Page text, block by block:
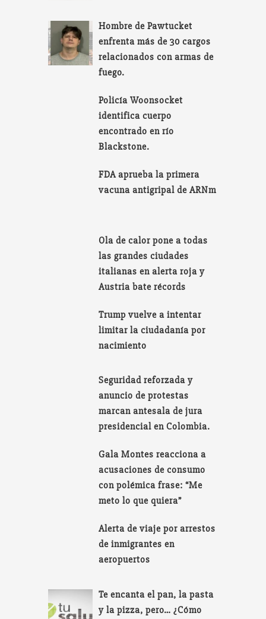
Hombre de Pawtucket
enfrenta más de 30 cargos
relacionados con armas de
fuego.
Policía Woonsocket
identifica cuerpo
encontrado en río
Blackstone.
FDA aprueba la primera
vacuna antigripal de ARNm
Ola de calor pone a todas
las grandes ciudades
italianas en alerta roja y
Austria bate récords
Trump vuelve a intentar
limitar la ciudadanía por
nacimiento
Seguridad reforzada y
anuncio de protestas
marcan antesala de jura
presidencial en Colombia.
Gala Montes reacciona a
acusaciones de consumo
con polémica frase: “Me
meto lo que quiera”
Alerta de viaje por arrestos
de inmigrantes en
aeropuertos
Te encanta el pan, la pasta
y la pizza, pero… ¿Cómo